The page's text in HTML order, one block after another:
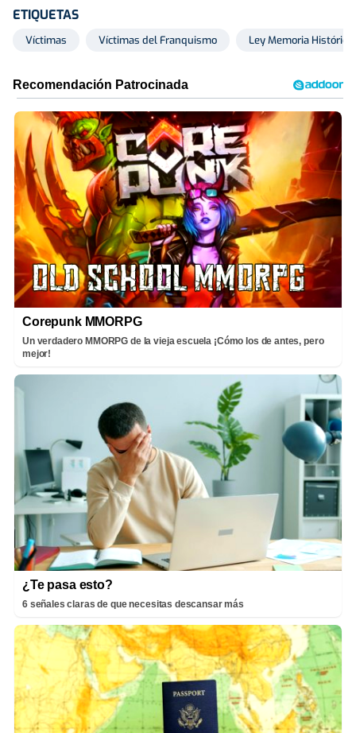
ETIQUETAS
Víctimas Víctimas del Franquismo Ley Memoria
Corepunk MMORPG
Un verdadero MMORPG de la vieja escuela ¡Cómo los de antes, pero
mejor!
¿Te pasa esto?
6 señales claras de que necesitas descansar más